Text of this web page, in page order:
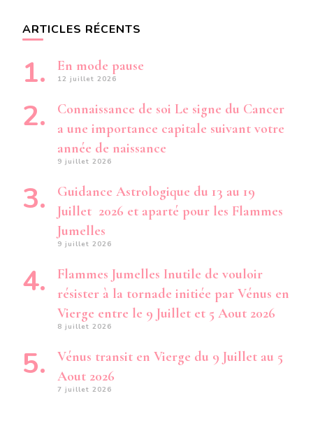
ARTICLES RÉCENTS
En mode pause
12 juillet 2026
Connaissance de soi Le signe du Cancer
a une importance capitale suivant votre
année de naissance
9 juillet 2026
Guidance Astrologique du 13 au 19
Juillet 2026 et aparté pour les Flammes
Jumelles
9 juillet 2026
Flammes Jumelles Inutile de vouloir
résister à la tornade initiée par Vénus en
Vierge entre le 9 Juillet et 5 Aout 2026
8 juillet 2026
Vénus transit en Vierge du 9 Juillet au 5
Aout 2026
7 juillet 2026